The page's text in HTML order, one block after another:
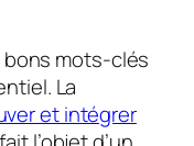
bons mots-clés
La
et intégrer